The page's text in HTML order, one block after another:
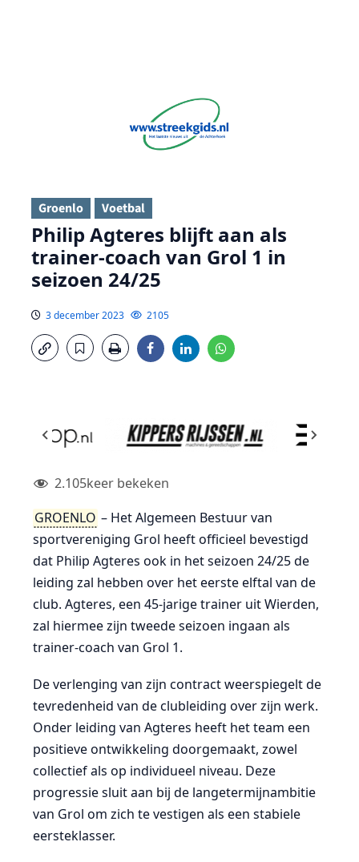
Groenlo Voetbal
Philip Agteres blijft aan als
trainer-coach van Grol 1 in
seizoen 24/25
3 december 2023 2105
2.105keer bekeken
GROENLO – Het Algemeen Bestuur van
sportvereniging Grol heeft officieel bevestigd
dat Philip Agteres ook in het seizoen 24/25 de
leiding zal hebben over het eerste elftal van de
club. Agteres, een 45-jarige trainer uit Wierden,
zal hiermee zijn tweede seizoen ingaan als
trainer-coach van Grol 1.
De verlenging van zijn contract weerspiegelt de
tevredenheid van de clubleiding over zijn werk.
Onder leiding van Agteres heeft het team een
positieve ontwikkeling doorgemaakt, zowel
collectief als op individueel niveau. Deze
progressie sluit aan bij de langetermijnambitie
van Grol om zich te vestigen als een stabiele
eersteklasser.